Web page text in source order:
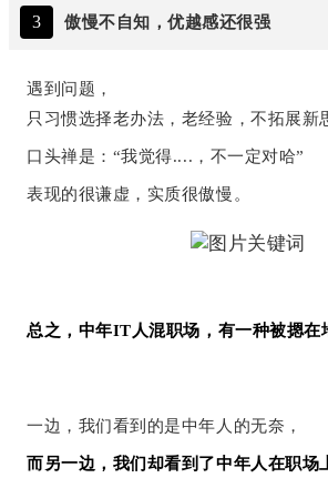
3 傲慢不自知，优越感还很强
遇到问题，
只习惯选择老办法，老经验，不拓展新
口头禅是：“我觉得....，不一定对哈”
表现的很谦虚，实质很傲慢。
总之，中年IT人混职场，有一种被摁在
一边，我们看到的是中年人的无奈，
而另一边，我们却看到了中年人在职场